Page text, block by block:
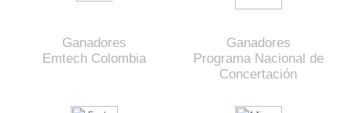
Ganadores
Emtech Colombia
Ganadores
Programa Nacional de
Concertación